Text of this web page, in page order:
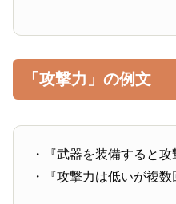
「攻撃力」の例文
・『武器を装備すると攻
・『攻撃力は低いが複数